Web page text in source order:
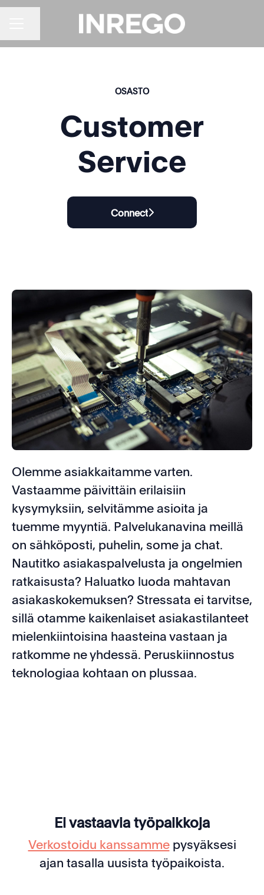
OSASTO
Customer
Service
Connect
Olemme asiakkaitamme varten.
Vastaamme päivittäin erilaisiin
kysymyksiin, selvitämme asioita ja
tuemme myyntiä. Palvelukanavina meillä
on sähköposti, puhelin, some ja chat.
Nautitko asiakaspalvelusta ja ongelmien
ratkaisusta? Haluatko luoda mahtavan
asiakaskokemuksen? Stressata ei tarvitse,
sillä otamme kaikenlaiset asiakastilanteet
mielenkiintoisina haasteina vastaan ja
ratkomme ne yhdessä. Peruskiinnostus
teknologiaa kohtaan on plussaa.
Ei vastaavia työpaikkoja
Verkostoidu kanssammepysyäksesi
ajan tasalla uusista työpaikoista.